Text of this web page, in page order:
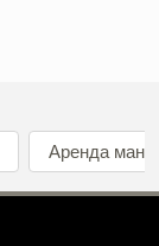
Аренда